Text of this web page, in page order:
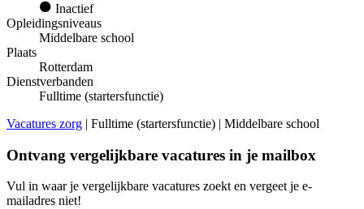
Inactief
Opleidingsniveaus
Middelbare school
Plaats
Rotterdam
Dienstverbanden
Fulltime (startersfunctie)
Vacatures zorg | Fulltime (startersfunctie) | Middelbare school
Ontvang vergelijkbare vacatures in je mailbox
Vul in waar je vergelijkbare vacatures zoekt en vergeet je e-
mailadres niet!